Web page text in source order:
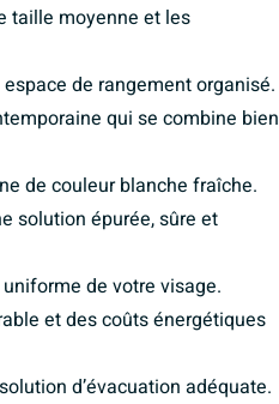
taille moyenne et les
de rangement organisé.
qui se combine bien
de couleur blanche fraîche.
solution épurée, sûre et
de votre visage.
et des coûts énergétiques
d’évacuation adéquate.